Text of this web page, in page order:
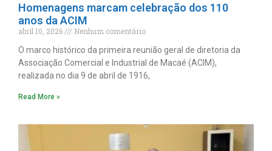
Homenagens marcam celebração dos 110
anos da ACIM
abril 10, 2026
Nenhum comentário
O marco histórico da primeira reunião geral de diretoria da
Associação Comercial e Industrial de Macaé (ACIM),
realizada no dia 9 de abril de 1916,
Read More »